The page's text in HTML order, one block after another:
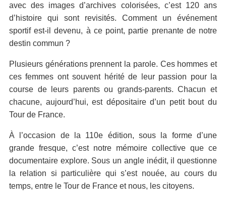
avec des images d’archives colorisées, c’est 120 ans
d’histoire qui sont revisités. Comment un événement
sportif est-il devenu, à ce point, partie prenante de notre
destin commun ?
Plusieurs générations prennent la parole. Ces hommes et
ces femmes ont souvent hérité de leur passion pour la
course de leurs parents ou grands-parents. Chacun et
chacune, aujourd’hui, est dépositaire d’un petit bout du
Tour de France.
À l’occasion de la 110e édition, sous la forme d’une
grande fresque, c’est notre mémoire collective que ce
documentaire explore. Sous un angle inédit, il questionne
la relation si particulière qui s’est nouée, au cours du
temps, entre le Tour de France et nous, les citoyens.